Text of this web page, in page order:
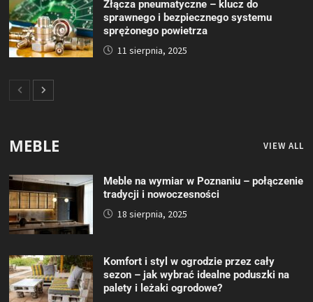
Złącza pneumatyczne – klucz do
sprawnego i bezpiecznego systemu
sprężonego powietrza
11 sierpnia, 2025
MEBLE VIEW ALL
Meble na wymiar w Poznaniu – połączenie
tradycji i nowoczesności
18 sierpnia, 2025
Komfort i styl w ogrodzie przez cały
sezon – jak wybrać idealne poduszki na
palety i leżaki ogrodowe?